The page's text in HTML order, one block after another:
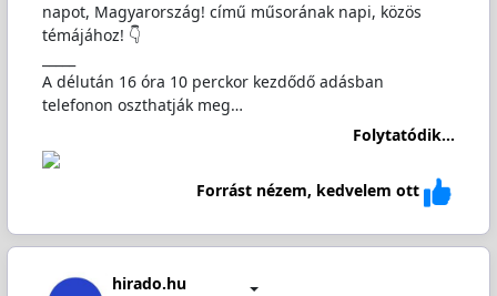
napot, Magyarország! című műsorának napi, közös
témájához! 👇
A délután 16 óra 10 perckor kezdődő adásban
telefonon oszthatják meg…
Folytatódik...
Forrást nézem, kedvelem ott
hirado.hu